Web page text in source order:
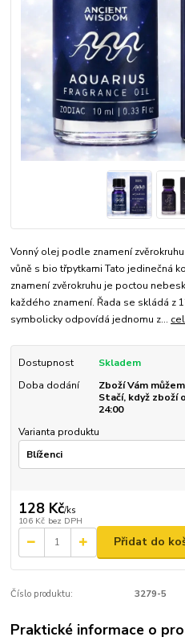
Vonný olej podle znamení zvěrokruhu
vůně s bio třpytkami Tato jedinečná
znamení zvěrokruhu je poctou
každého znamení. Řada se skládá z
symbolicky odpovídá jednomu z...
Dostupnost
Skladem
Doba dodání
Zboží Vám
Stačí, když zboží
24:00
Varianta produktu
128 Kč/ks
106 Kč bez DPH
Přidat do
Číslo produktu: 3279-5
Praktické informace o